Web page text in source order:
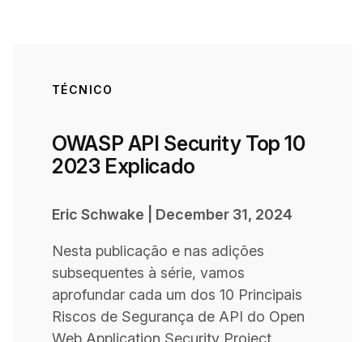
TÉCNICO
OWASP API Security Top 10
2023 Explicado
Eric Schwake December 31, 2024
Nesta publicação e nas adições
subsequentes à série, vamos
aprofundar cada um dos 10 Principais
Riscos de Segurança de API do Open
Web Application Security Project